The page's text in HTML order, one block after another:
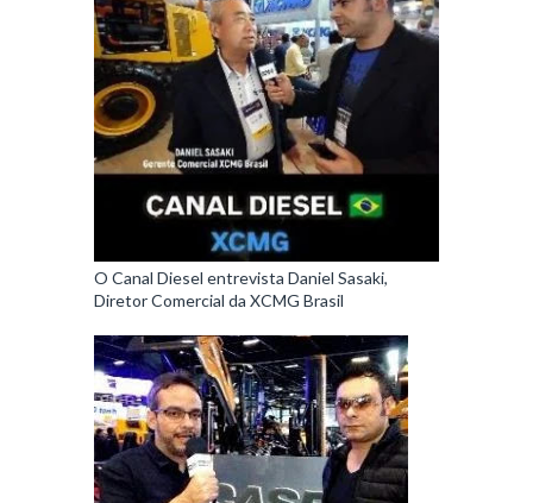
O Canal Diesel entrevista Daniel Sasaki,
Diretor Comercial da XCMG Brasil